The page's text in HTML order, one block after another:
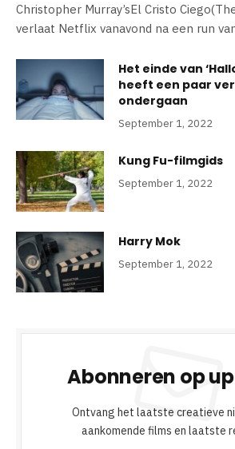
Christopher Murray’sEl Cristo
verlaat Netflix vanavond na een run
Het einde van
heeft een paar
ondergaan
September 1, 2022
Kung Fu-filmgids
September 1, 2022
Harry Mok
September 1, 2022
Abonneren op
Ontvang het laatste creatieve
aankomende films en laatste